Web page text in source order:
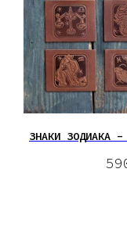
ЗНАКИ ЗОДИАКА